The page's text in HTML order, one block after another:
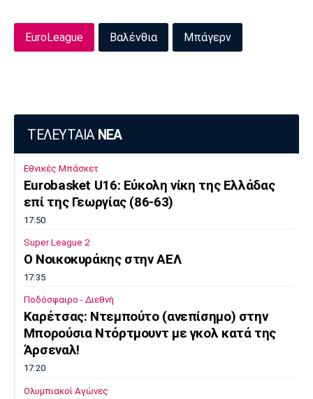
EuroLeague Βαλένθια Μπάγερν
ΤΕΛΕΥΤΑΙΑ ΝΕΑ
Εθνικές Μπάσκετ
Eurobasket U16: Εύκολη νίκη της Ελλάδας
επί της Γεωργίας (86-63)
17:50
Super League 2
O Noικοκυράκης στην ΑΕΛ
17:35
Ποδόσφαιρο - Διεθνή
Kαρέτσας: Ντεμπούτο (ανεπίσημο) στην
Μπορούσια Ντόρτμουντ με γκολ κατά της
Άρσεναλ!
17:20
Ολυμπιακοί Αγώνες